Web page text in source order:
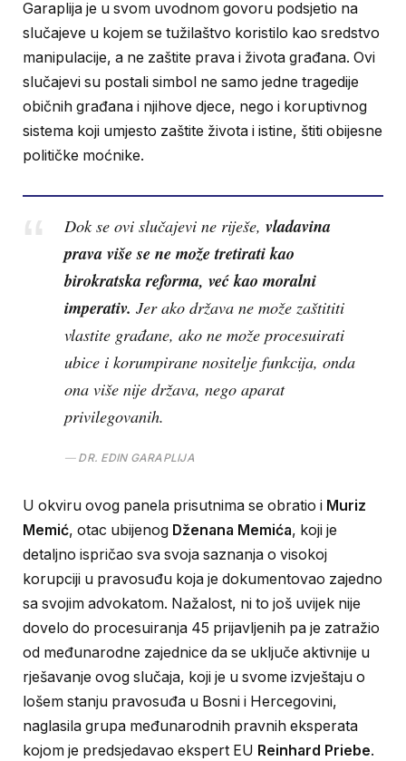
Garaplija je u svom uvodnom govoru podsjetio na
slučajeve u kojem se tužilaštvo koristilo kao sredstvo
manipulacije, a ne zaštite prava i života građana. Ovi
slučajevi su postali simbol ne samo jedne tragedije
običnih građana i njihove djece, nego i koruptivnog
sistema koji umjesto zaštite života i istine, štiti obijesne
političke moćnike.
Dok se ovi slučajevi ne riješe,vladavina
prava više se ne može tretirati kao
birokratska reforma, već kao moralni
imperativ. Jer ako država ne može zaštititi
vlastite građane, ako ne može procesuirati
ubice i korumpirane nositelje funkcija, onda
ona više nije država, nego aparat
privilegovanih.
DR. EDIN GARAPLIJA
U okviru ovog panela prisutnima se obratio i Muriz
Memić, otac ubijenog Dženana Memića, koji je
detaljno ispričao sva svoja saznanja o visokoj
korupciji u pravosuđu koja je dokumentovao zajedno
sa svojim advokatom. Nažalost, ni to još uvijek nije
dovelo do procesuiranja 45 prijavljenih pa je zatražio
od međunarodne zajednice da se uključe aktivnije u
rješavanje ovog slučaja, koji je u svome izvještaju o
lošem stanju pravosuđa u Bosni i Hercegovini,
naglasila grupa međunarodnih pravnih eksperata
kojom je predsjedavao ekspert EU Reinhard Priebe.